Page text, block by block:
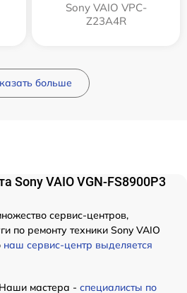
Sony VAIO VPC-
Z23A4R
больше
Sony VAIO VGN-FS8900P3
сервис-центров,
по ремонту техники Sony VAIO
наш сервис-центр выделяется
мастера - специалисты по